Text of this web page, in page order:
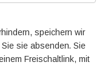
speichern wir
sie absenden. Sie
Freischaltlink, mit